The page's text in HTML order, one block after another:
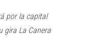
por la capital
gira La Canera